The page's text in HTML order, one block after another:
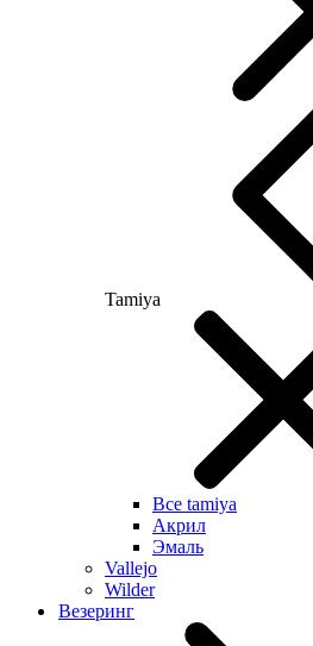
Tamiya
Все tamiya
Акрил
Эмаль
Vallejo
Wilder
Везеринг